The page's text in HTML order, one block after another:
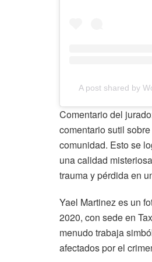
A post shared by
Comentario del
comentario sutil
comunidad. Esto se
una calidad
trauma y pérdida en
Yael Martinez es un
2020, con sede en
menudo trabaja
afectados por el